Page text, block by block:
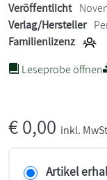
Veröffentlicht
Verlag/Hersteller
Familienlizenz
Leseprobe öffnen
€0,00 inkl.
Artikel